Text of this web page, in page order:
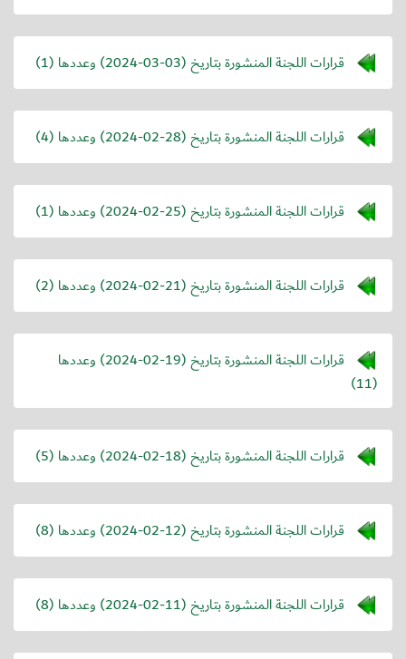
قرارات اللجنة المنشورة بتاريخ (2024-03-03) وعددها (1)
قرارات اللجنة المنشورة بتاريخ (2024-02-28) وعددها (4)
قرارات اللجنة المنشورة بتاريخ (2024-02-25) وعددها (1)
قرارات اللجنة المنشورة بتاريخ (2024-02-21) وعددها (2)
قرارات اللجنة المنشورة بتاريخ (2024-02-19) وعددها
(11)
قرارات اللجنة المنشورة بتاريخ (2024-02-18) وعددها (5)
قرارات اللجنة المنشورة بتاريخ (2024-02-12) وعددها (8)
قرارات اللجنة المنشورة بتاريخ (2024-02-11) وعددها (8)